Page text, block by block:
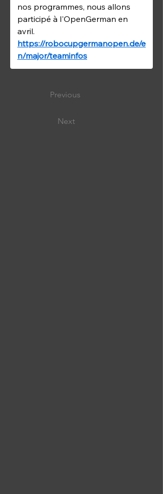
nos programmes, nous allons
participé à l'OpenGerman en
avril.
https://robocupgermanopen.de/e
n/major/teaminfos
Previous
Next